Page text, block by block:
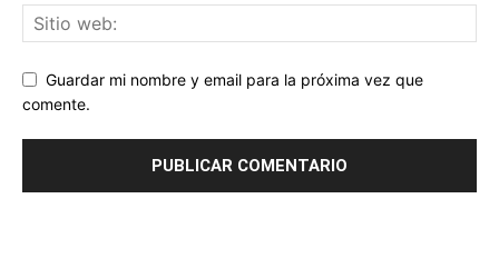
Guardar mi nombre y email para la próxima vez que
comente.